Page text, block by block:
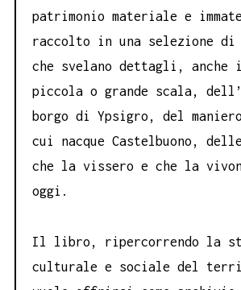
patrimonio materiale e
raccolto in una selezione di
che svelano dettagli,
piccola o grande scala,
borgo di Ypsigro, del
cui nacque Castelbuono,
che la vissero e che la
oggi.
Il libro, ripercorrendo la
culturale e sociale del